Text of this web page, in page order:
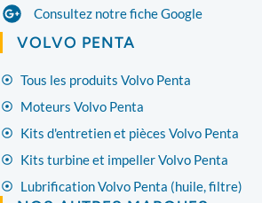
Consultez notre fiche Google
VOLVO PENTA
Tous les produits Volvo Penta
Moteurs Volvo Penta
Kits d'entretien et pièces Volvo Penta
Kits turbine et impeller Volvo Penta
Lubrification Volvo Penta (huile, filtre)